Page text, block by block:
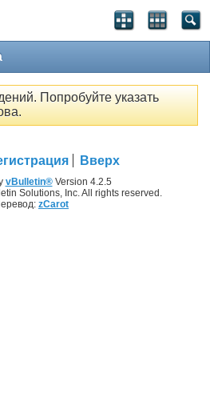
Попробуйте указать
Вверх
vBulletin®Version 4.2.5
Solutions, Inc. All rights reserved.
zCarot